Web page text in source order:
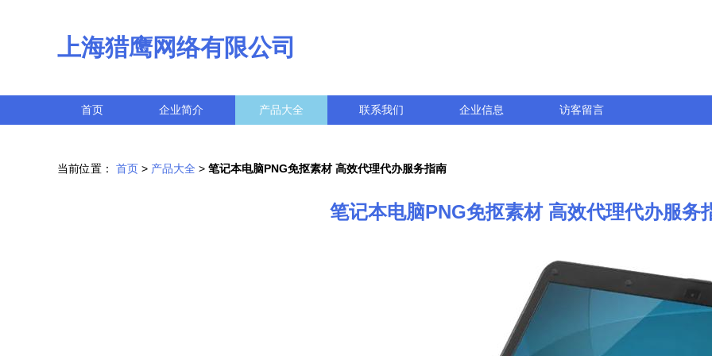
上海猎鹰网络有限公司
首页 企业简介 产品大全 联系我们 企业信息 访客留言
当前位置： 首页 > 产品大全 > 笔记本电脑PNG免抠素材 高效代理代办服务指南
笔记本电脑PNG免抠素材 高效代理代办服务